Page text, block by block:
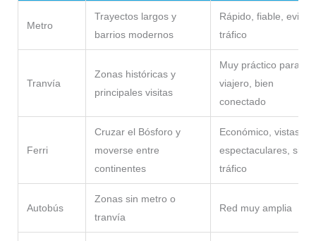
Metro
Trayectos largos y
barrios modernos
Rápido, fiable, evita
tráfico
Tranvía
Zonas históricas y
principales visitas
Muy práctico para el
viajero, bien
conectado
Ferri
Cruzar el Bósforo y
moverse entre
continentes
Económico, vistas
espectaculares, sin
tráfico
Autobús
Zonas sin metro o
tranvía
Red muy amplia